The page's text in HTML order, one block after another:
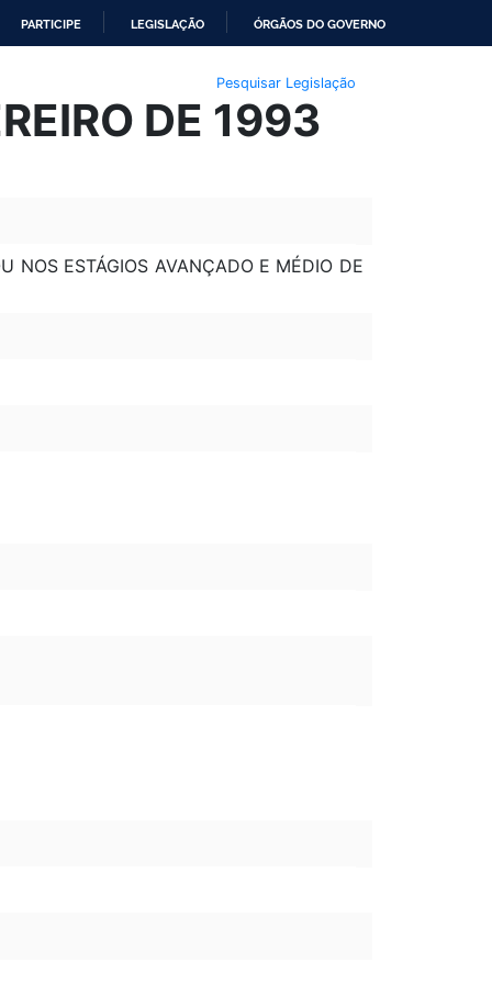
PARTICIPE LEGISLAÇÃO ÓRGÃOS DO GOVERNO
Pesquisar Legislação
DE 1993
NOS ESTÁGIOS AVANÇADO E MÉDIO DE